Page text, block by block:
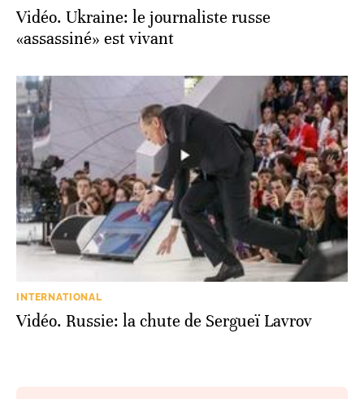
Vidéo. Ukraine: le journaliste russe
«assassiné» est vivant
INTERNATIONAL
Vidéo. Russie: la chute de Sergueï Lavrov